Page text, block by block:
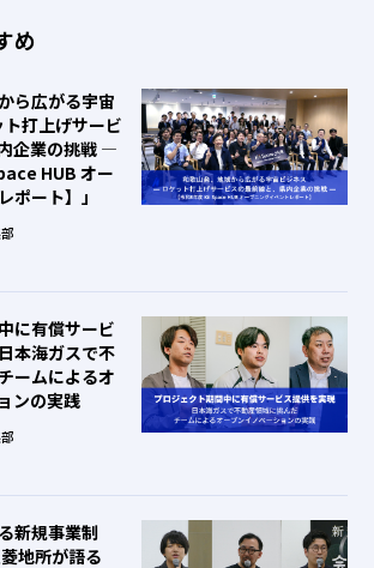
め
ら広がる宇宙
打上げサービ
企業の挑戦 ―
HUB オー
ポート】」
に有償サービ
海ガスで不
ームによるオ
ンの実践
新規事業制
地所が語る